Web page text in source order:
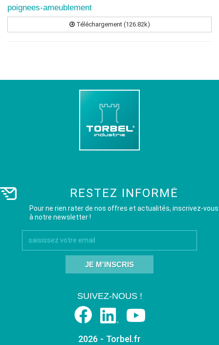
poignees-ameublement
Téléchargement (126.82k)
RESTEZ INFORMÉ
Pour ne rien rater de nos offres et actualités, inscrivez-vous
à notre newsletter !
JE M'INSCRIS
SUIVEZ-NOUS !
2026 - Torbel.fr